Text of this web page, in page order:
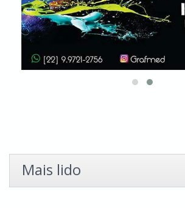
Mais lido